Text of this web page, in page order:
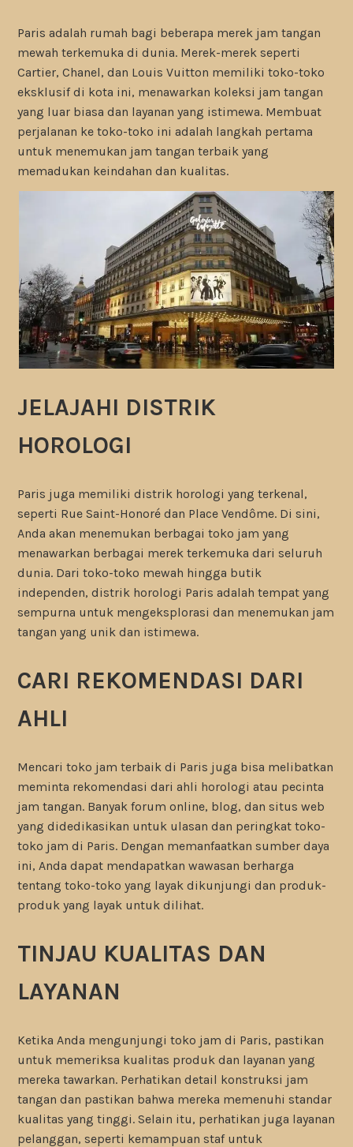
Paris adalah rumah bagi beberapa merek jam tangan
mewah terkemuka di dunia. Merek-merek seperti
Cartier, Chanel, dan Louis Vuitton memiliki toko-toko
eksklusif di kota ini, menawarkan koleksi jam tangan
yang luar biasa dan layanan yang istimewa. Membuat
perjalanan ke toko-toko ini adalah langkah pertama
untuk menemukan jam tangan terbaik yang
memadukan keindahan dan kualitas.
JELAJAHI DISTRIK
HOROLOGI
Paris juga memiliki distrik horologi yang terkenal,
seperti Rue Saint-Honoré dan Place Vendôme. Di sini,
Anda akan menemukan berbagai toko jam yang
menawarkan berbagai merek terkemuka dari seluruh
dunia. Dari toko-toko mewah hingga butik
independen, distrik horologi Paris adalah tempat yang
sempurna untuk mengeksplorasi dan menemukan jam
tangan yang unik dan istimewa.
CARI REKOMENDASI DARI
AHLI
Mencari toko jam terbaik di Paris juga bisa melibatkan
meminta rekomendasi dari ahli horologi atau pecinta
jam tangan. Banyak forum online, blog, dan situs web
yang didedikasikan untuk ulasan dan peringkat toko-
toko jam di Paris. Dengan memanfaatkan sumber daya
ini, Anda dapat mendapatkan wawasan berharga
tentang toko-toko yang layak dikunjungi dan produk-
produk yang layak untuk dilihat.
TINJAU KUALITAS DAN
LAYANAN
Ketika Anda mengunjungi toko jam di Paris, pastikan
untuk memeriksa kualitas produk dan layanan yang
mereka tawarkan. Perhatikan detail konstruksi jam
tangan dan pastikan bahwa mereka memenuhi standar
kualitas yang tinggi. Selain itu, perhatikan juga layanan
pelanggan, seperti kemampuan staf untuk